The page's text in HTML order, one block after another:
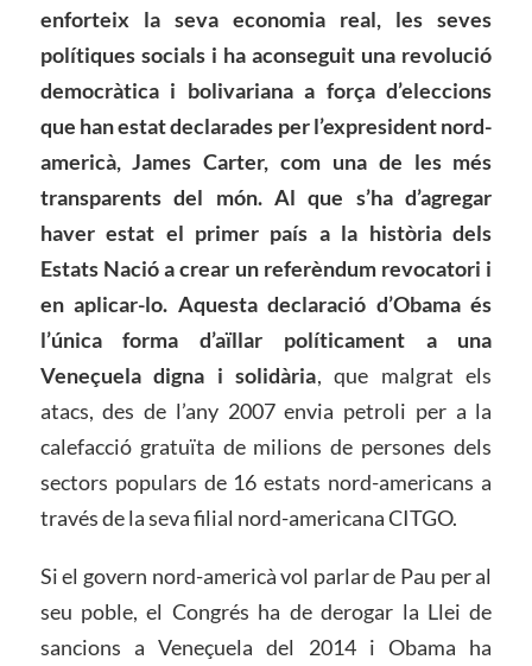
enforteix la seva economia real, les seves
polítiques socials i ha aconseguit una revolució
democràtica i bolivariana a força d’eleccions
que han estat declarades per l’expresident nord-
americà, James Carter, com una de les més
transparents del món. Al que s’ha d’agregar
haver estat el primer país a la història dels
Estats Nació a crear un referèndum revocatori i
en aplicar-lo. Aquesta declaració d’Obama és
l’única forma d’aïllar políticament a una
Veneçuela digna i solidària, que malgrat els
atacs, des de l’any 2007 envia petroli per a la
calefacció gratuïta de milions de persones dels
sectors populars de 16 estats nord-americans a
través de la seva filial nord-americana CITGO.
Si el govern nord-americà vol parlar de Pau per al
seu poble, el Congrés ha de derogar la Llei de
sancions a Veneçuela del 2014 i Obama ha